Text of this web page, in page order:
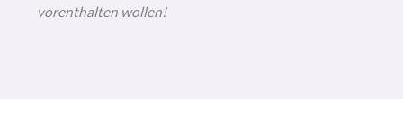
vorenthalten wollen!